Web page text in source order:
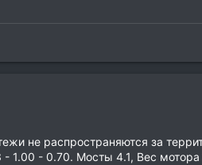
не распространяются за
- 0.70. Мосты 4.1, Вес